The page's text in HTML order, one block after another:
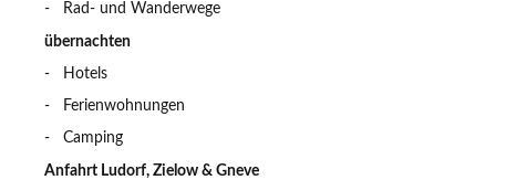
Rad- und Wanderwege
übernachten
Hotels
Ferienwohnungen
Camping
Anfahrt Ludorf, Zielow & Gneve